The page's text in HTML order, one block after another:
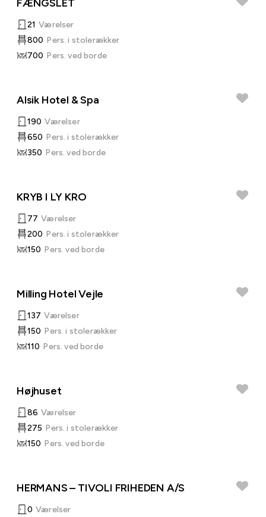
FÆNGSLET
21 Værelser
800 Pers. i stolerækker
700 Pers. ved borde
Alsik Hotel & Spa
190 Værelser
650 Pers. i stolerækker
350 Pers. ved borde
KRYB I LY KRO
77 Værelser
200 Pers. i stolerækker
150 Pers. ved borde
Milling Hotel Vejle
137 Værelser
150 Pers. i stolerækker
110 Pers. ved borde
Højhuset
86 Værelser
275 Pers. i stolerækker
150 Pers. ved borde
HERMANS – TIVOLI FRIHEDEN A/S
0 Værelser